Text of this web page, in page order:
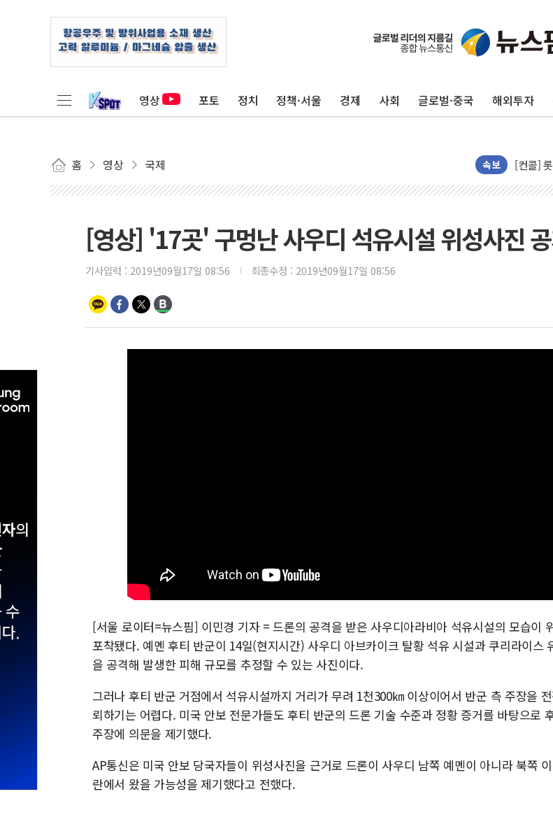
영상 포토 정치 정책·서울 경제 사회 글로벌·중국 해외투자
홈 영상 국제 속보
준공업
대형 저
서울 노
SK하이
[중국증
[컨콜]
SK증
안동
목동8
[영상] '17곳' 구멍난 사우디 석유시설 위성사진
기사입력 : 2019년09월17일 08:56 최종수정 : 2019년09월17일 08:56
[서울 로이터=뉴스핌] 이민경 기자 = 드론의 공격을 받은 사우디아라비아 석유시설의 모습이
포착됐다. 예멘 후티 반군이 14일(현지시간) 사우디 아브카이크 탈황 석유 시설과 쿠리라이스
을 공격해 발생한 피해 규모를 추정할 수 있는 사진이다.
그러나 후티 반군 거점에서 석유시설까지 거리가 무려 1천300㎞ 이상이어서 반군 측 주장을
뢰하기는 어렵다. 미국 안보 전문가들도 후티 반군의 드론 기술 수준과 정황 증거를 바탕으로
주장에 의문을 제기했다.
AP통신은 미국 안보 당국자들이 위성사진을 근거로 드론이 사우디 남쪽 예멘이 아니라 북쪽
란에서 왔을 가능성을 제기했다고 전했다.